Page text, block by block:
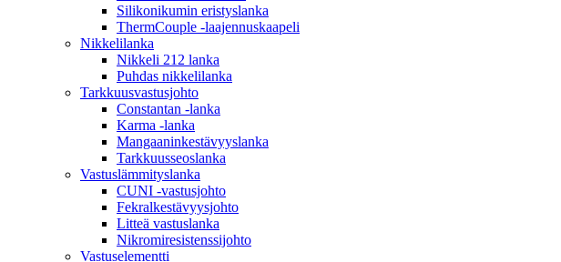
Silikonikumin eristyslanka
ThermCouple -laajennuskaapeli
Nikkelilanka
Nikkeli 212 lanka
Puhdas nikkelilanka
Tarkkuusvastusjohto
Constantan -lanka
Karma -lanka
Mangaaninkestävyyslanka
Tarkkuusseoslanka
Vastuslämmityslanka
CUNI -vastusjohto
Fekralkestävyysjohto
Litteä vastuslanka
Nikromiresistenssijohto
Vastuselementti